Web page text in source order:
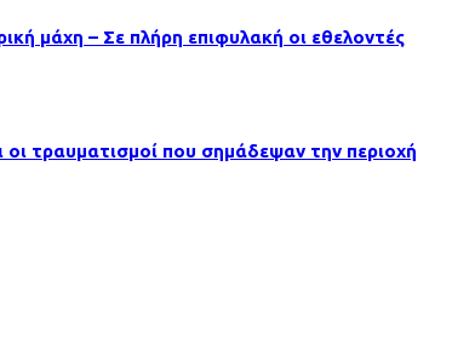
μάχη – Σε πλήρη επιφυλακή οι εθελοντές
τραυματισμοί που σημάδεψαν την περιοχή